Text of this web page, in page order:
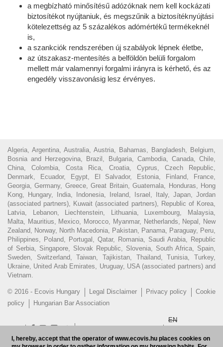
a megbízható minősítésű adózóknak nem kell kockázati
biztosítékot nyújtaniuk, és megszűnik a biztosítéknyújtási
kötelezettség az 5 százalékos adómértékű termékeknél
is,
a szankciók rendszerében új szabályok lépnek életbe,
az útszakasz-mentesítés a belföldön belüli forgalom
mellett már valamennyi forgalmi irányra is kérhető, és az
engedély visszavonásig lesz érvényes.
Algeria, Argentina, Australia, Austria, Bahamas, Bangladesh, Belgium,
Bosnia and Herzegovina, Brazil, Bulgaria, Cambodia, Canada, Chile,
China, Colombia, Costa Rica, Croatia, Cyprus, Czech Republic,
Denmark, Ecuador, Egypt, El Salvador, Estonia, Finland, France,
Georgia, Germany, Greece, Great Britain, Guatemala, Honduras, Hong
Kong, Hungary, India, Indonesia, Ireland, Israel, Italy, Japan, Jordan
(associated partners), Kuwait (associated partners), Republic of Korea,
Latvia, Lebanon, Liechtenstein, Lithuania, Luxembourg, Malaysia,
Malta, Mauritius, Mexico, Morocco, Myanmar, Netherlands, Nepal, New
Zealand, Norway, North Macedonia, Pakistan, Panama, Paraguay, Peru,
Philippines, Poland, Portugal, Qatar, Romania, Saudi Arabia, Republic
of Serbia, Singapore, Slovak Republic, Slovenia, South Africa, Spain,
Sweden, Switzerland, Taiwan, Tajikistan, Thailand, Tunisia, Turkey,
Ukraine, United Arab Emirates, Uruguay, USA (associated partners) and
Vietnam.
© 2016 - Ecovis Hungary Legal Disclaimer Privacy policy
Cookie
policy
Hungarian Bar Association
EN
I, hereby, accept that the operator of www.ecovis.hu places cookies on